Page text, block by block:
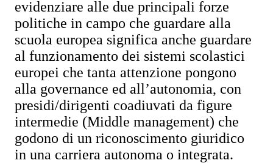
evidenziare alle due principali forze
politiche in campo che guardare alla
scuola europea significa anche guardare
al funzionamento dei sistemi scolastici
europei che tanta attenzione pongono
alla governance ed all’autonomia, con
presidi/dirigenti coadiuvati da figure
intermedie (Middle management) che
godono di un riconoscimento giuridico
in una carriera autonoma o integrata.